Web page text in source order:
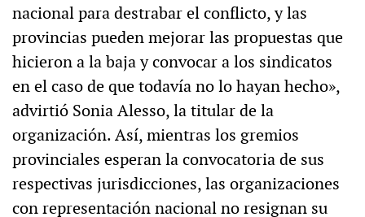
nacional para destrabar el conflicto, y las
provincias pueden mejorar las propuestas que
hicieron a la baja y convocar a los sindicatos
en el caso de que todavía no lo hayan hecho»,
advirtió Sonia Alesso, la titular de la
organización. Así, mientras los gremios
provinciales esperan la convocatoria de sus
respectivas jurisdicciones, las organizaciones
con representación nacional no resignan su